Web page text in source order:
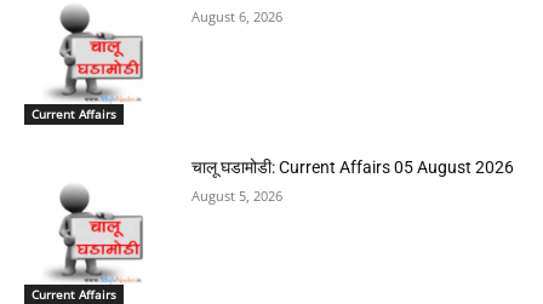
Current Affairs
August 6, 2026
Current Affairs
चालू घडामोडी: Current Affairs 05 August 2026
August 5, 2026